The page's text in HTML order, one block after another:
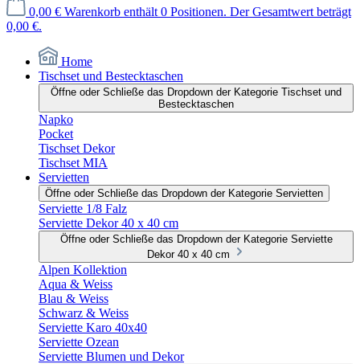
0,00 € Warenkorb enthält 0 Positionen. Der Gesamtwert beträgt
0,00 €.
Home
Tischset und Bestecktaschen
Öffne oder Schließe das Dropdown der Kategorie Tischset und
Bestecktaschen
Napko
Pocket
Tischset Dekor
Tischset MIA
Servietten
Öffne oder Schließe das Dropdown der Kategorie Servietten
Serviette 1/8 Falz
Serviette Dekor 40 x 40 cm
Öffne oder Schließe das Dropdown der Kategorie Serviette
Dekor 40 x 40 cm
Alpen Kollektion
Aqua & Weiss
Blau & Weiss
Schwarz & Weiss
Serviette Karo 40x40
Serviette Ozean
Serviette Blumen und Dekor